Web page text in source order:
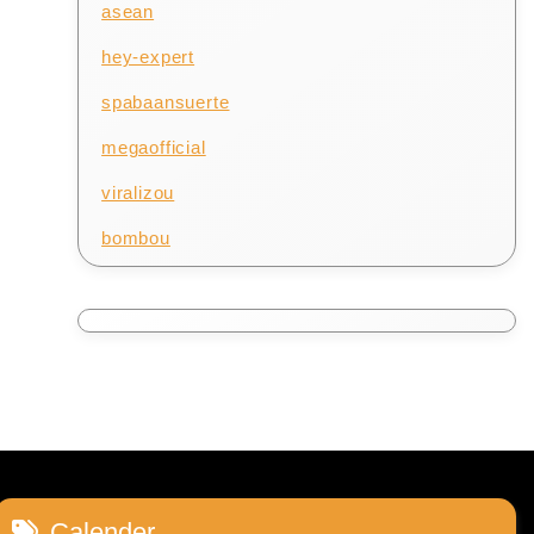
asean
hey-expert
spabaansuerte
megaofficial
viralizou
bombou